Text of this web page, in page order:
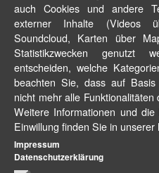
auch Cookies und andere
externer Inhalte (Videos
Soundcloud, Karten über
Statistikzwecken genutzt
entscheiden, welche
beachten Sie, dass auf
nicht mehr alle
Weitere Informationen und
Einwillung finden Sie in unserer
Impressum
Datenschutzerklärung